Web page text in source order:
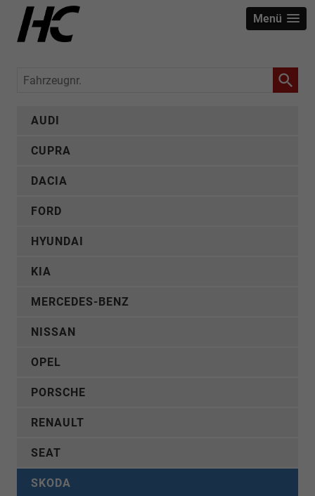
Menü
Fahrzeugnr.
AUDI
CUPRA
DACIA
FORD
HYUNDAI
KIA
MERCEDES-BENZ
NISSAN
OPEL
PORSCHE
RENAULT
SEAT
SKODA